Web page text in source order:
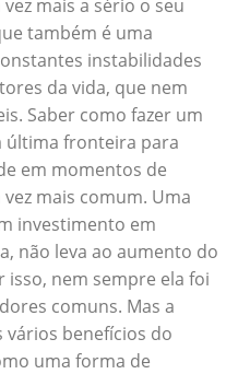
mais a sério o seu
também é uma
instabilidades
da vida, que nem
Saber como fazer um
última fronteira para
em momentos de
mais comum. Uma
investimento em
não leva ao aumento do
nem sempre ela foi
comuns. Mas a
benefícios do
uma forma de